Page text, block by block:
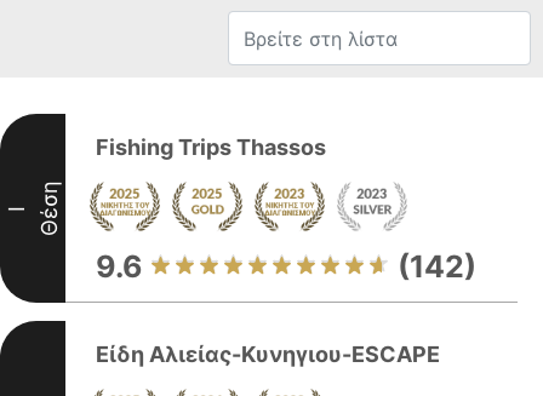
I Θέση
Fishing Trips Thassos
9.6 (142)
Είδη Αλιείας-Κυνηγιου-ESCAPE